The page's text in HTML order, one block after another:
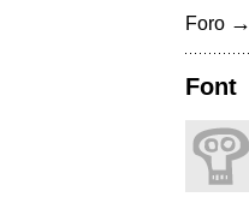
Foro →
Font